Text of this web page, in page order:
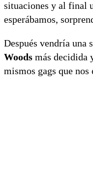
situaciones y al final
esperábamos,
Después vendría una
Woods más decidida
mismos gags que